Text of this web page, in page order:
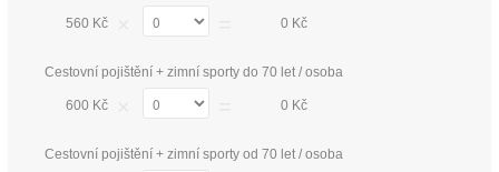
560 Kč 0 Kč
Cestovní pojištění + zimní sporty do 70 let / osoba
600 Kč 0 Kč
Cestovní pojištění + zimní sporty od 70 let / osoba